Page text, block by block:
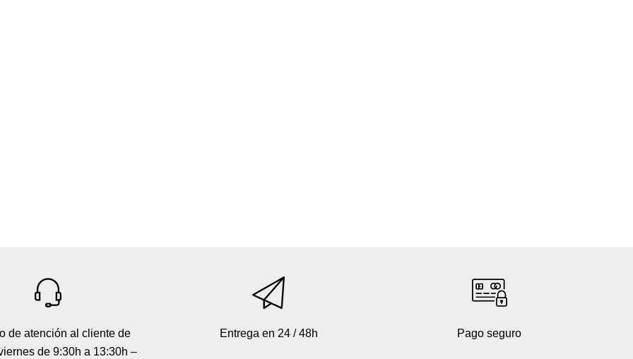
de atención al cliente de
de 9:30h a 13:30h –
Entrega en 24 / 48h Pago seguro